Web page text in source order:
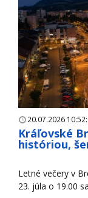
20.07.2026
Kráľovské
históriou,
Letné večery v
23. júla o 19.00